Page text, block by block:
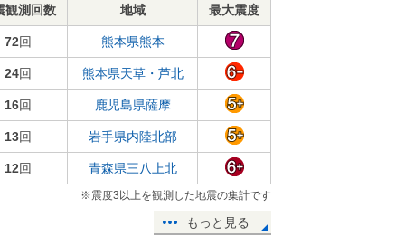
観測回数
地域
最大震度
72回 熊本県熊本
24回 熊本県天草・芦北
16回 鹿児島県薩摩
13回 岩手県内陸北部
12回 青森県三八上北
※震度3以上を観測した地震の集計です
もっと見る